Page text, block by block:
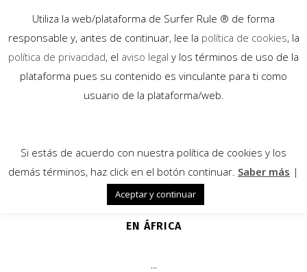
01
BEYOND, EL DOCUMENTAL DE SURF
EN ÁFRICA
...
Utiliza la web/plataforma de Surfer Rule ® de forma
responsable y, antes de continuar, lee la política de cookies, la
política de privacidad, el aviso legal y los términos de uso de la
plataforma pues su contenido es vinculante para ti como
usuario de la plataforma/web.
Si estás de acuerdo con nuestra política de cookies y los
demás términos, haz click en el botón continuar. Saber más |
Aceptar y continuar